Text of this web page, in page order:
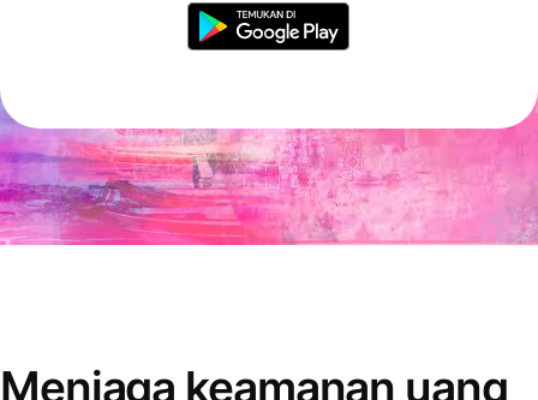
Menjaga keamanan uang